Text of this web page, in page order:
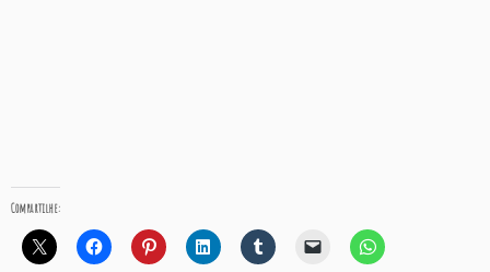
Compartilhe: